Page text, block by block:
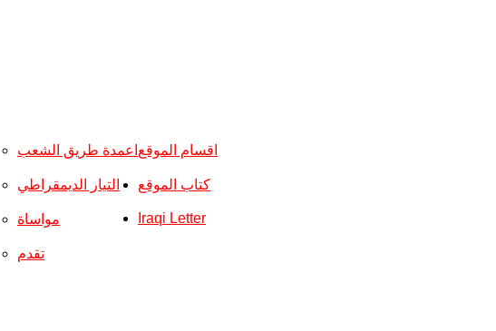
اقسام الموقع اعمدة طريق الشعب
التيار الديمقراطي
مواساة
تقدم
كتاب الموقع
Iraqi Letter